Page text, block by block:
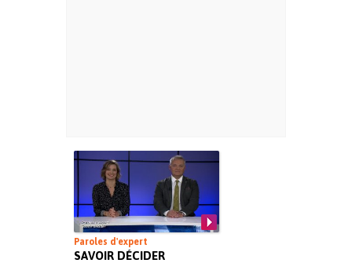
Paroles d'expert
SAVOIR DÉCIDER